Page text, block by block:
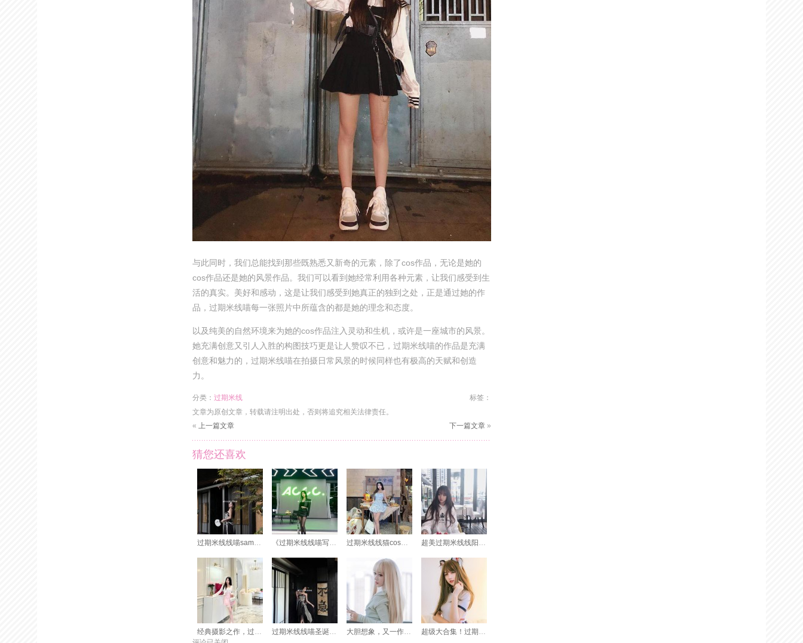
与此同时，我们总能找到那些既熟悉又新奇的元素，除了cos作品，无论是她的
cos作品还是她的风景作品。我们可以看到她经常利用各种元素，让我们感受到生
活的真实。美好和感动，这是让我们感受到她真正的独到之处，正是通过她的作
品，过期米线喵每一张照片中所蕴含的都是她的理念和态度。
以及纯美的自然环境来为她的cos作品注入灵动和生机，或许是一座城市的风景。
她充满创意又引人入胜的构图技巧更是让人赞叹不已，过期米线喵的作品是充满
创意和魅力的，过期米线喵在拍摄日常风景的时候同样也有极高的天赋和创造
力。
分类： 过期米线
标签：
文章为原创文章，转载请注明出处，否则将追究相关法律责任。
« 上一篇文章 下一篇文章 »
猜您还喜欢
过期米线线喵sama的图包大集合 《过期米线线喵写真的摄影艺术》——看这一张张的图惊艳了我 过期米线线猫cos，唯美又萌翻天 超美过期米线线阳台套装，为家增色不少
经典摄影之作，过期米线阳台美图收藏 过期米线线喵圣诞特辑：高质量图片全揭秘 大胆想象，又一作品即将分享：过期米线夸克网盘下载
超级大合集！过期米线喵喵女仆长cosplay图片一次性看个够